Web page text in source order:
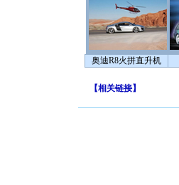
奥迪R8火拼直升机
【相关链接】